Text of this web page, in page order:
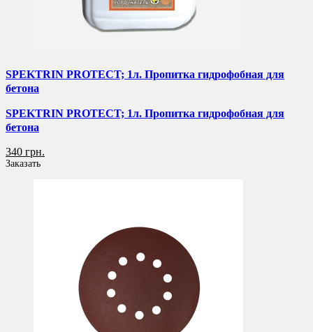
SPEKTRIN PROTECT; 1л. Пропитка гидрофобная для
бетона
SPEKTRIN PROTECT; 1л. Пропитка гидрофобная для
бетона
340 грн.
Заказать